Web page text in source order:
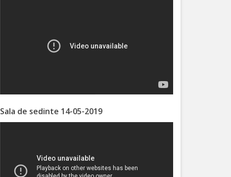
Sala de sedinte 14-05-2019